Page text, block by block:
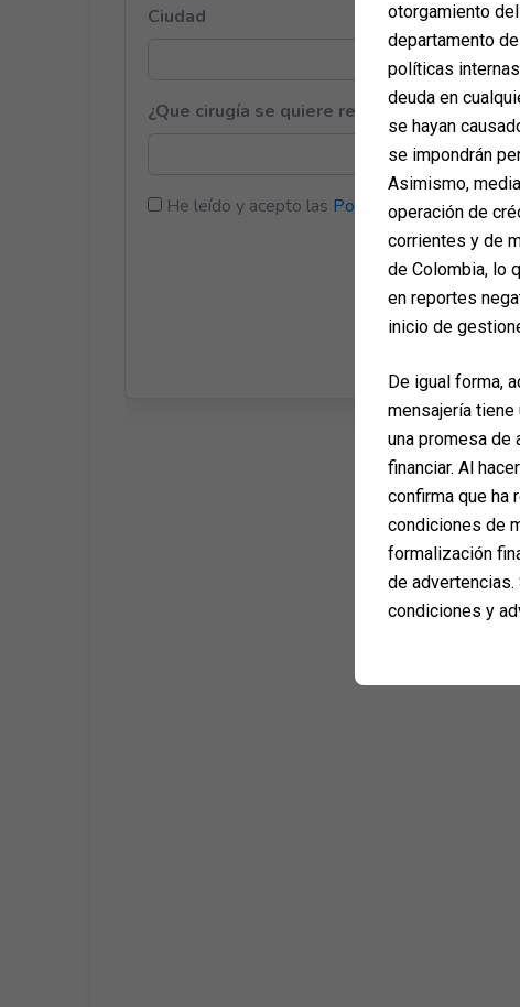
otorgamiento
departamento
políticas
deuda en
se hayan
se impondrán
Asimismo,
operación de
corrientes y de
de Colombia, lo
en reportes
inicio de
De igual forma,
mensajería
una promesa de
financiar. Al
confirma que ha
condiciones de
formalización
de
condiciones y